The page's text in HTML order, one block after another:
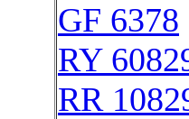
GF 6378
RY
RR